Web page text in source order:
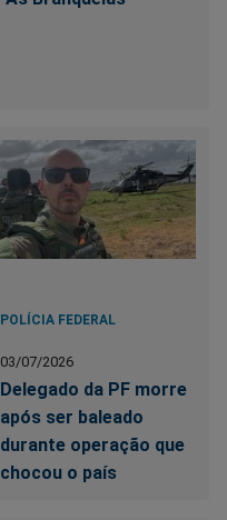
POLÍCIA FEDERAL
03/07/2026
Delegado da PF morre
após ser baleado
durante operação que
chocou o país